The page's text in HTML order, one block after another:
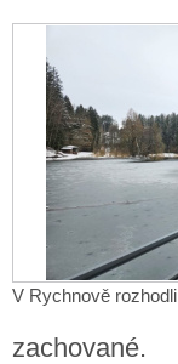
V Rychnově
zachované.